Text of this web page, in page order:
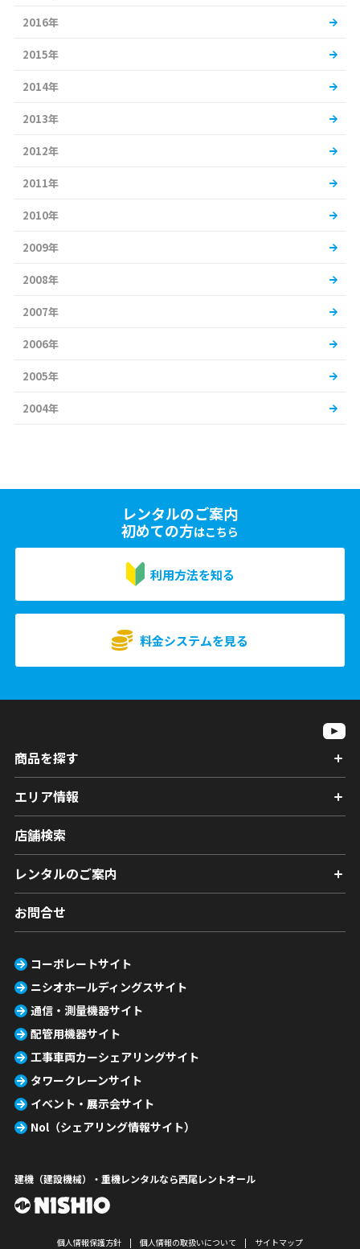
2016年
2015年
2014年
2013年
2012年
2011年
2010年
2009年
2008年
2007年
2006年
2005年
2004年
レンタルのご案内
初めての方はこちら
利用方法を知る
料金システムを見る
商品を探す
エリア情報
店舗検索
レンタルのご案内
お問合せ
コーポレートサイト
ニシオホールディングスサイト
通信・測量機器サイト
配管用機器サイト
工事車両カーシェアリングサイト
タワークレーンサイト
イベント・展示会サイト
Nol（シェアリング情報サイト）
建機（建設機械）・重機レンタルなら西尾レントオール
個人情報保護方針 個人情報の取扱いについて サイトマップ